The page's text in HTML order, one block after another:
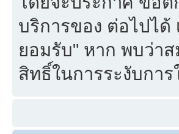
บริการของ ต่อไปไ
ยอมรับ" หาก พบว่า
สิทธิ์ในการระงับกา